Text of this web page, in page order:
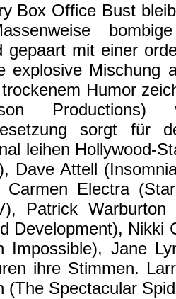
Box Office Bust
gepaart mit einer
explosive Mischung
Humor
Productions)
sorgt für
leihen Hollywood-
Dave Attell
Carmen Electra
Patrick
Development), Nikki
Impossible), Jane
ihre Stimmen.
(The Spectacular